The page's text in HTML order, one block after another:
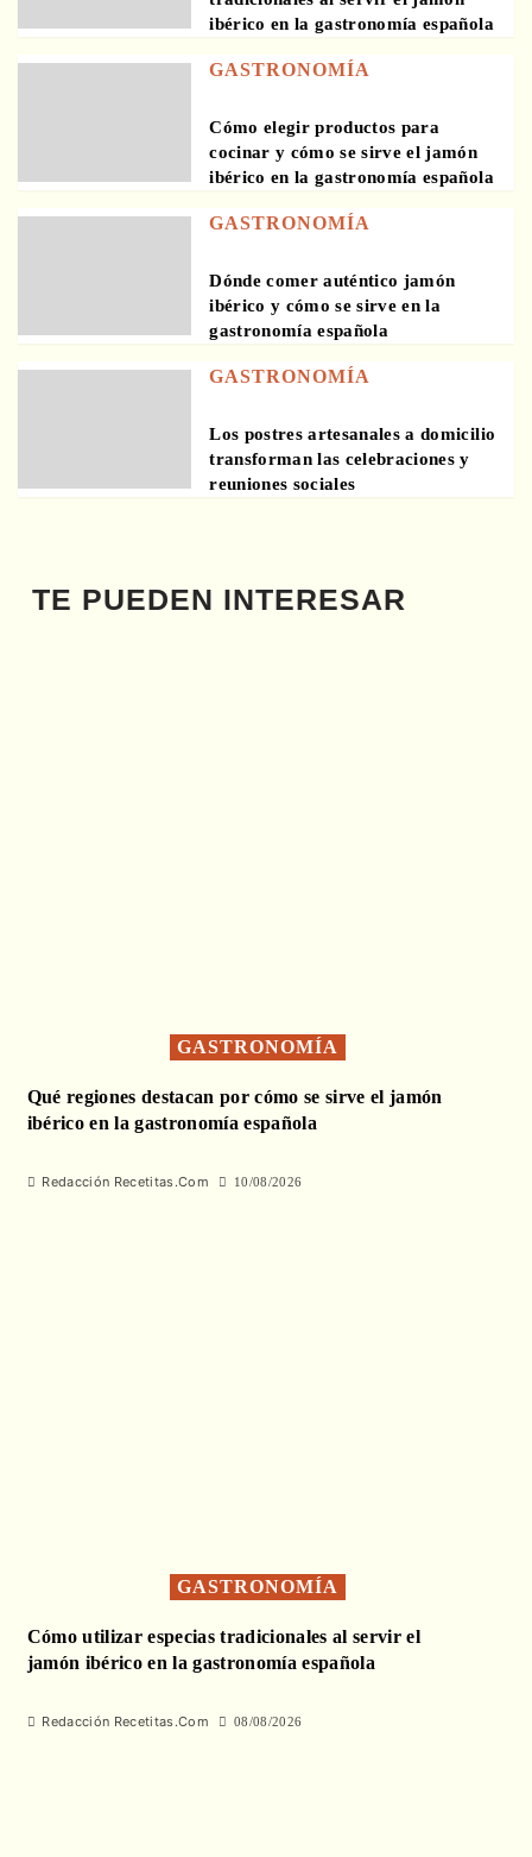
ibérico en la gastronomía española
GASTRONOMÍA
Cómo elegir productos para
cocinar y cómo se sirve el jamón
ibérico en la gastronomía española
GASTRONOMÍA
Dónde comer auténtico jamón
ibérico y cómo se sirve en la
gastronomía española
GASTRONOMÍA
Los postres artesanales a domicilio
transforman las celebraciones y
reuniones sociales
TE PUEDEN INTERESAR
GASTRONOMÍA
Qué regiones destacan por cómo se sirve el jamón
ibérico en la gastronomía española
Redacción Recetitas.Com 10/08/2026
GASTRONOMÍA
Cómo utilizar especias tradicionales al servir el
jamón ibérico en la gastronomía española
Redacción Recetitas.Com 08/08/2026